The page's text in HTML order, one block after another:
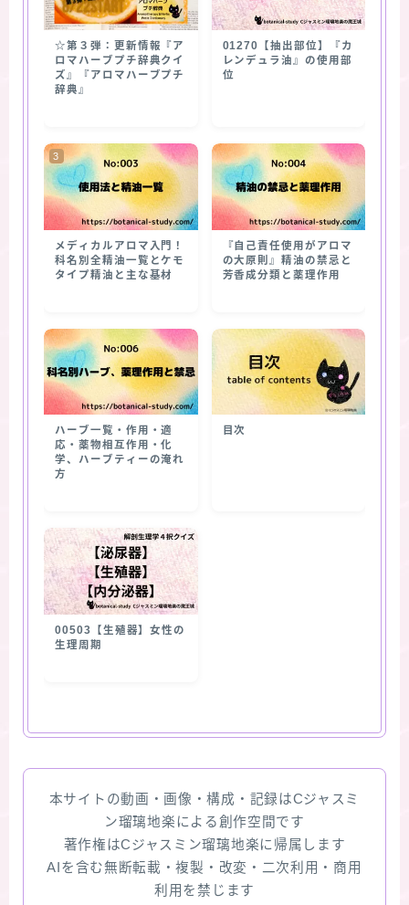
☆第３弾：更新情報『ア
ロマハーブプチ辞典クイ
ズ』『アロマハーブプチ
辞典』
01270【抽出部位】『カ
レンデュラ油』の使用部
位
メディカルアロマ入門！
科名別全精油一覧とケモ
タイプ精油と主な基材
『自己責任使用がアロマ
の大原則』精油の禁忌と
芳香成分類と薬理作用
ハーブ一覧・作用・適
応・薬物相互作用・化
学、ハーブティーの淹れ
方
目次
00503【生殖器】女性の
生理周期
本サイトの動画・画像・構成・記録はCジャスミ
ン瑠璃地楽による創作空間です
著作権はCジャスミン瑠璃地楽に帰属します
AIを含む無断転載・複製・改変・二次利用・商用
利用を禁じます